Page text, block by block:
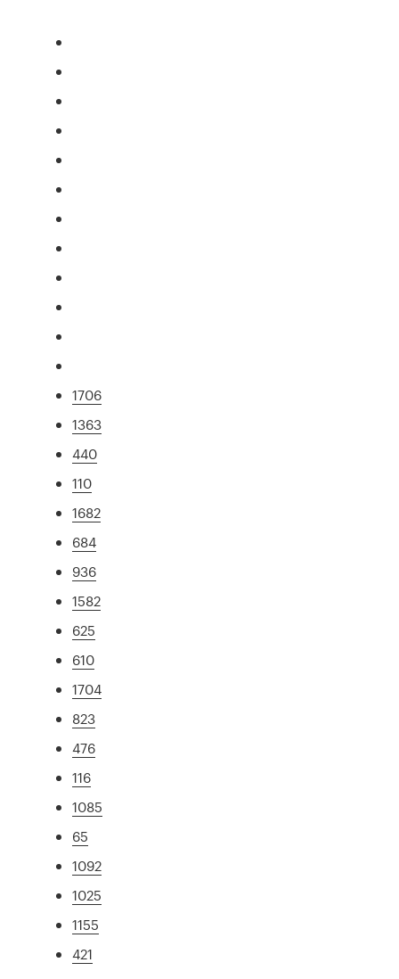
1706
1363
440
110
1682
684
936
1582
625
610
1704
823
476
116
1085
65
1092
1025
1155
421